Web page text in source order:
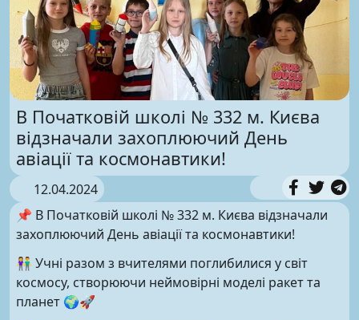
В Початковій школі № 332 м. Києва
відзначали захоплюючий День
авіації та космонавтики!
12.04.2024
📌 В Початковій школі № 332 м. Києва відзначали
захоплюючий День авіації та космонавтики!
👫 Учні разом з вчителями поглибилися у світ
космосу, створюючи неймовірні моделі ракет та
планет 🌍🚀